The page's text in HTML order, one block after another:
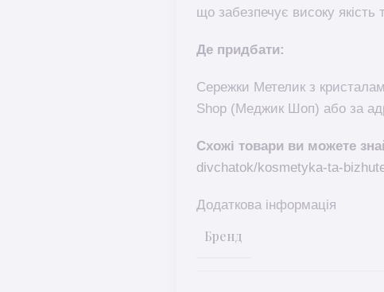
що забезпечує високу якість
Де придбати:
Сережки Метелик з
Shop (Меджик Шоп) або за
Схожі товари ви можете
divchatok/kosmetyka-ta-
Додаткова інформація
Бренд